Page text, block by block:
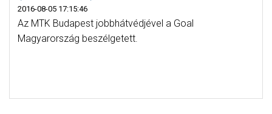
2016-08-05 17:15:46
Az MTK Budapest jobbhátvédjével a Goal
Magyarország beszélgetett.